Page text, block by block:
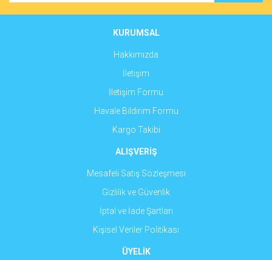
Ürün fiyatı diğer sitelerden daha pahalı.
Gönder
KURUMSAL
Hakkımızda
İletişim
İletişim Formu
Havale Bildirim Formu
Kargo Takibi
ALIŞVERİŞ
Mesafeli Satış Sözleşmesi
Gizlilik ve Güvenlik
İptal ve İade Şartları
Kişisel Veriler Politikası
ÜYELİK